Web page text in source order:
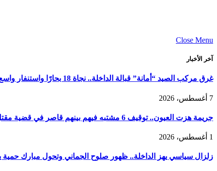
Close Menu
آخر الأخبار
غرق مركب الصيد “أمانة” قبالة الداخلة.. نجاة 18 بحارًا واستنفار واسع لكشف ملابسات الحادث
7 أغسطس، 2026
جريمة هزت العيون.. توقيف 6 مشتبه فيهم بينهم قاصر في قضية مقتل فتاة ورمي جثتها بوادي الساقية الحمراء
1 أغسطس، 2026
زلزال سياسي يهز الداخلة.. ظهور صلوح الجماني وتحول مبارك حمية